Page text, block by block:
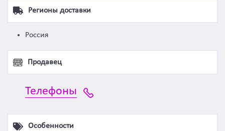
Регионы доставки
Россия
Продавец
Телефоны
Особенности